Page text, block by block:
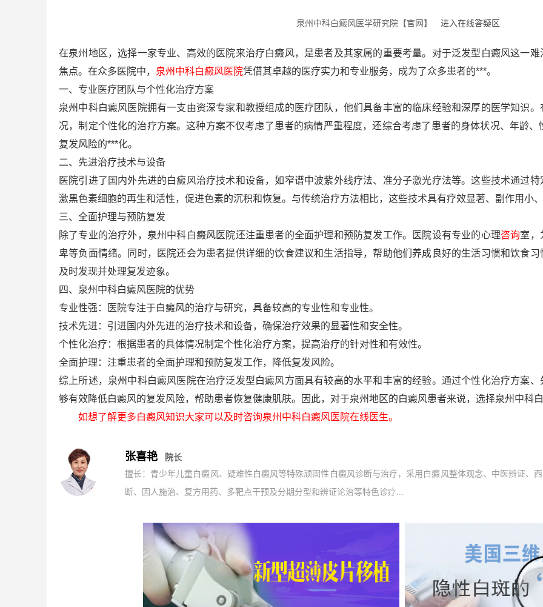
泉州中科白癜风医学研究院【官网】 进入在线答疑区
在泉州地区，选择一家专业、高效的医院来治疗白癜风，是患者及其家属的重要考量。对于泛发型白癜风这一
焦点。在众多医院中， 泉州中科白癜风医院凭借其卓越的医疗实力和专业服务，成为了众多患者的***。
一、专业医疗团队与个性化治疗方案
泉州中科白癜风医院拥有一支由资深专家和教授组成的医疗团队，他们具备丰富的临床经验和深厚的医学知识
况，制定个性化的治疗方案。这种方案不仅考虑了患者的病情严重程度，还综合考虑了患者的身体状况、年龄
复发风险的***化。
二、先进治疗技术与设备
医院引进了国内外先进的白癜风治疗技术和设备，如窄谱中波紫外线疗法、准分子激光疗法等。这些技术通过
激黑色素细胞的再生和活性，促进色素的沉积和恢复。与传统治疗方法相比，这些技术具有疗效显著、副作用小
三、全面护理与预防复发
除了专业的治疗外，泉州中科白癜风医院还注重患者的全面护理和预防复发工作。医院设有专业的心理咨询室，
卑等负面情绪。同时，医院还会为患者提供详细的饮食建议和生活指导，帮助他们养成良好的生活习惯和饮食
及时发现并处理复发迹象。
四、泉州中科白癜风医院的优势
专业性强：医院专注于白癜风的治疗与研究，具备较高的专业性和专业性。
技术先进：引进国内外先进的治疗技术和设备，确保治疗效果的显著性和安全性。
个性化治疗：根据患者的具体情况制定个性化治疗方案，提高治疗的针对性和有效性。
全面护理：注重患者的全面护理和预防复发工作，降低复发风险。
综上所述，泉州中科白癜风医院在治疗泛发型白癜风方面具有较高的水平和丰富的经验。通过个性化治疗方案
够有效降低白癜风的复发风险，帮助患者恢复健康肌肤。因此，对于泉州地区的白癜风患者来说，选择泉州中科
如想了解更多白癜风知识大家可以及时咨询泉州中科白癜风医院在线医生。
张喜艳
院长
擅长：青少年儿童白癜风、疑难性白癜风等特殊顽固性白癜风诊断与治疗，采用白癜风整体观念、中医辨证、
断、因人施治、复方用药、多靶点干预及分期分型和辨证论治等特色诊疗...